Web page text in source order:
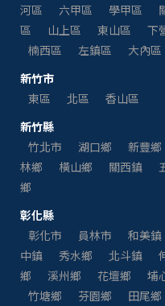
河區
六甲區 學甲區
區
山上區 東山區 下
楠西區
左鎮區 大內區
新竹市
東區
北區
香山區
新竹縣
竹北市
湖口鄉 新豐鄉
林鄉
橫山鄉 關西鎮
鄉
彰化縣
彰化市
員林市 和美鎮
中鎮
秀水鄉 北斗鎮
鄉
溪州鄉 花壇鄉 埔
竹塘鄉
芬園鄉 田尾鄉